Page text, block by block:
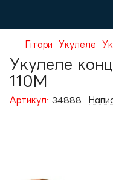
Гітари Укулеле
Укулеле
110M
Артикул: 34888